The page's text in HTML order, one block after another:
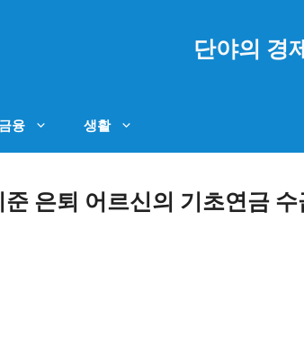
단야의 경
금융 생활
은퇴 어르신의 기초연금 수